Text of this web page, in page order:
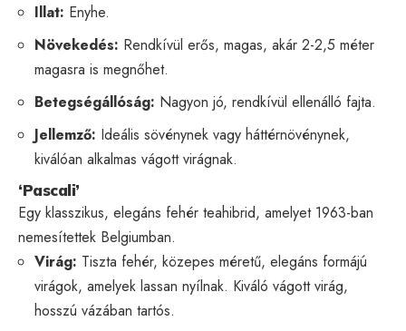
Illat: Enyhe.
Növekedés: Rendkívül erős, magas, akár 2-2,5 méter
magasra is megnőhet.
Betegségállóság: Nagyon jó, rendkívül ellenálló fajta.
Jellemző: Ideális sövénynek vagy háttérnövénynek,
kiválóan alkalmas vágott virágnak.
‘Pascali’
Egy klasszikus, elegáns fehér teahibrid, amelyet 1963-ban
nemesítettek Belgiumban.
Virág: Tiszta fehér, közepes méretű, elegáns formájú
virágok, amelyek lassan nyílnak. Kiváló vágott virág,
hosszú vázában tartós.